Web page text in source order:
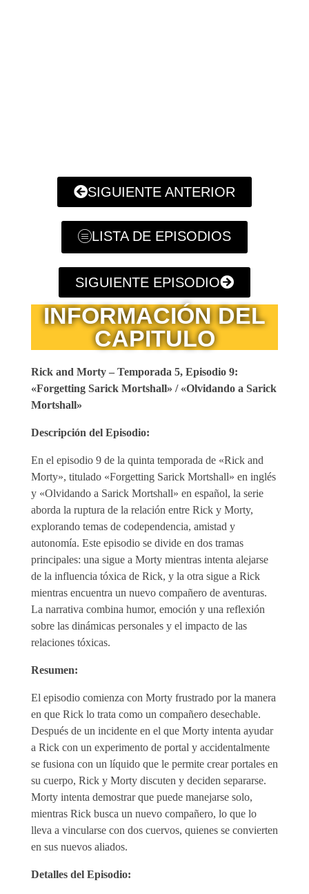
SIGUIENTE ANTERIOR
LISTA DE EPISODIOS
SIGUIENTE EPISODIO
INFORMACIÓN DEL
CAPITULO
Rick and Morty – Temporada 5, Episodio 9:
«Forgetting Sarick Mortshall» / «Olvidando a Sarick
Mortshall»
Descripción del Episodio:
En el episodio 9 de la quinta temporada de «Rick and
Morty», titulado «Forgetting Sarick Mortshall» en inglés
y «Olvidando a Sarick Mortshall» en español, la serie
aborda la ruptura de la relación entre Rick y Morty,
explorando temas de codependencia, amistad y
autonomía. Este episodio se divide en dos tramas
principales: una sigue a Morty mientras intenta alejarse
de la influencia tóxica de Rick, y la otra sigue a Rick
mientras encuentra un nuevo compañero de aventuras.
La narrativa combina humor, emoción y una reflexión
sobre las dinámicas personales y el impacto de las
relaciones tóxicas.
Resumen:
El episodio comienza con Morty frustrado por la manera
en que Rick lo trata como un compañero desechable.
Después de un incidente en el que Morty intenta ayudar
a Rick con un experimento de portal y accidentalmente
se fusiona con un líquido que le permite crear portales en
su cuerpo, Rick y Morty discuten y deciden separarse.
Morty intenta demostrar que puede manejarse solo,
mientras Rick busca un nuevo compañero, lo que lo
lleva a vincularse con dos cuervos, quienes se convierten
en sus nuevos aliados.
Detalles del Episodio: